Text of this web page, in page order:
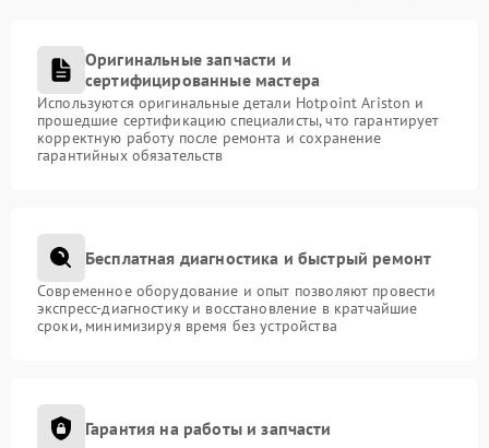
Оригинальные запчасти и
сертифицированные мастера
Используются оригинальные детали Hotpoint Ariston и
прошедшие сертификацию специалисты, что гарантирует
корректную работу после ремонта и сохранение
гарантийных обязательств
Бесплатная диагностика и быстрый ремонт
Современное оборудование и опыт позволяют провести
экспресс-диагностику и восстановление в кратчайшие
сроки, минимизируя время без устройства
Гарантия на работы и запчасти